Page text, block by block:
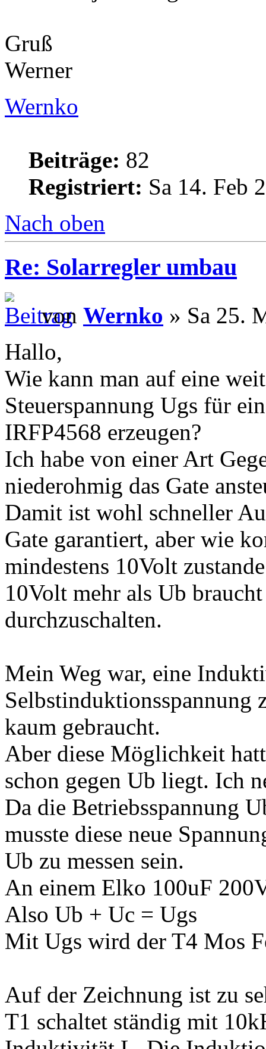
Gruß
Werner
Wernko
Beiträge: 82
Registriert: Sa 14. Feb
Nach oben
Re: Solarregler umbau
von Wernko » Sa 25.
Hallo,
Wie kann man auf eine
Steuerspannung Ugs für
IRFP4568 erzeugen?
Ich habe von einer Art
niederohmig das Gate
Damit ist wohl schneller
Gate garantiert, aber wie
mindestens 10Volt
10Volt mehr als Ub
durchzuschalten.
Mein Weg war, eine
Selbstinduktionsspannung
kaum gebraucht.
Aber diese Möglichkeit
schon gegen Ub liegt. Ich
Da die Betriebsspannung
musste diese neue
Ub zu messen sein.
An einem Elko 100uF
Also Ub + Uc = Ugs
Mit Ugs wird der T4 Mos
Auf der Zeichnung ist zu
T1 schaltet ständig mit